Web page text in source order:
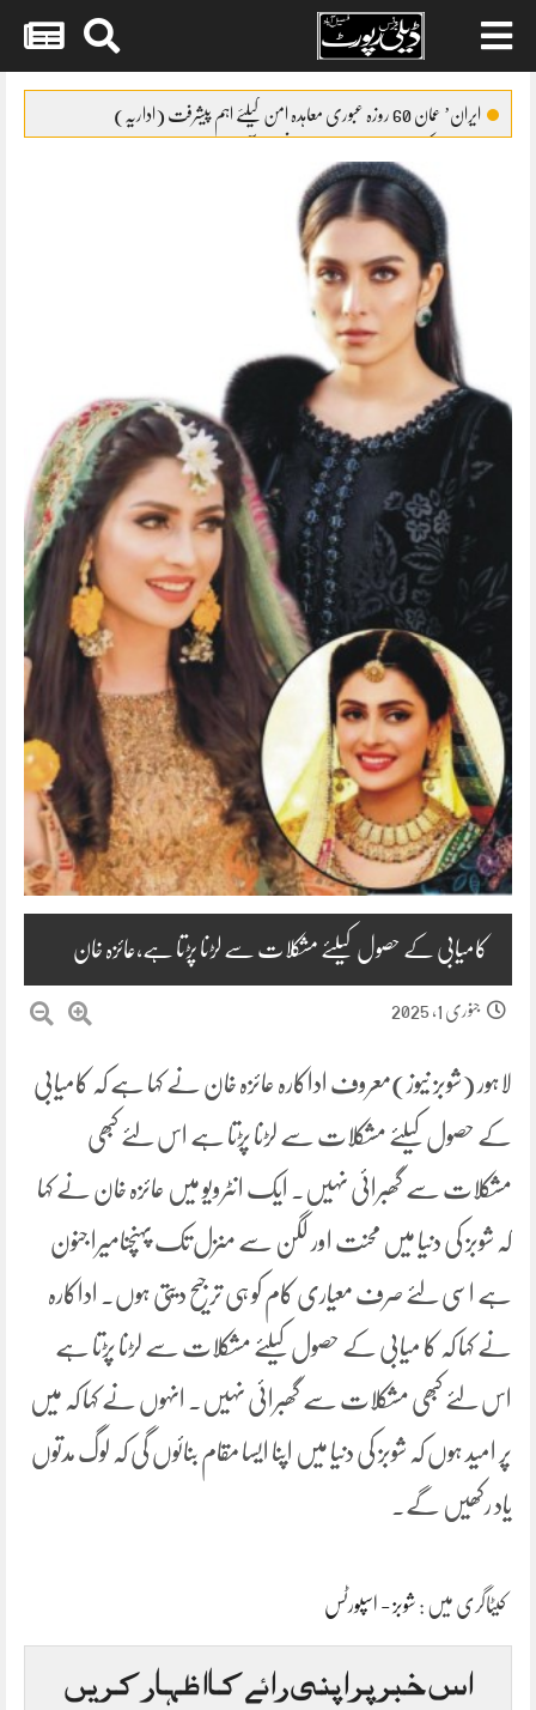
contentایران’ عمان 60 روزہ عبوری معاہدہ امن کیلئے اہم پیشرفت (اداریہ)
پیشرفت کا جائزہ
ایس ایس سی امتحانات 2026ء کا شیڈول جاری
پنشن فنڈز کی سرمایہ کاری سے خزانے کو نقصان پہنچانے کے معاملے کی
انکوائری شروع
گندم آٹے کا بحران تیل سے بھی بڑا ہو چکا ہے
کامیابی کے حصول کیلئے مشکلات سے لڑنا پڑتا ہے،عائزہ خان
جنوری 1, 2025
لاہور (شوبز نیوز)معروف اداکارہ عائزہ خان نے کہا ہے کہ کامیابی
کے حصول کیلئے مشکلات سے لڑنا پڑتا ہے اس لئے کبھی
مشکلات سے گھبرائی نہیں۔ ایک انٹرویو میں عائزہ خان نے کہا
کہ شوبز کی دنیا میں محنت اور لگن سے منزل تک پہنچنامیرا جنون
ہے اسی لئے صرف معیاری کام کو ہی ترجیح دیتی ہوں۔ اداکارہ
نے کہا کہ کا میابی کے حصول کیلئے مشکلات سے لڑنا پڑتا ہے
اس لئے کبھی مشکلات سے گھبرائی نہیں۔ انہوں نے کہا کہ میں
پر امید ہوں کہ شوبز کی دنیا میں اپنا ایسا مقام بنائوں گی کہ لوگ مدتوں
یاد رکھیں گے۔
کیٹاگری میں : شوبز - اسپورٹس
اس خبر پر اپنی رائے کا اظہار کریں